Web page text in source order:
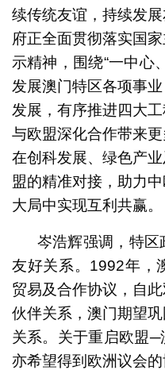
续传统友谊，持续发
府正全面贯彻落实国
示精神，围绕“一中心
发展澳门特区各项事
发展，有序推进四大
与欧盟深化合作带来
在创科发展、绿色产
盟的精准对接，助力
大局中实现互利共赢。
岑浩辉强调，特区
友好关系。1992年，
贸易及合作协议，自
伙伴关系，澳门期望
关系。关于重启欧盟─
亦希望得到欧洲议会